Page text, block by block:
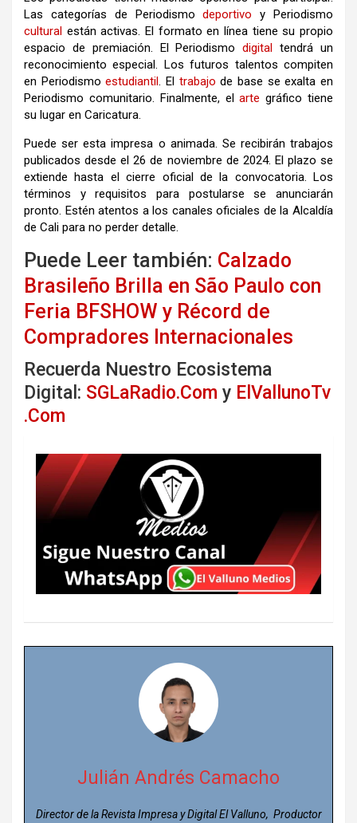
Las categorías de Periodismodeportivo y Periodismo
cultural están activas. El formato en línea tiene su propio
espacio de premiación. El Periodismodigital tendrá un
reconocimiento especial. Los futuros talentos compiten
en Periodismoestudiantil. El trabajo de base se exalta en
Periodismo comunitario. Finalmente, elarte gráfico tiene
su lugar en Caricatura.
Puede ser esta impresa o animada. Se recibirán trabajos
publicados desde el 26 de noviembre de 2024. El plazo se
extiende hasta el cierre oficial de la convocatoria. Los
términos y requisitos para postularse se anunciarán
pronto. Estén atentos a los canales oficiales de la Alcaldía
de Cali para no perder detalle.
Puede Leer también: Calzado
Brasileño Brilla en São Paulo con
Feria BFSHOW y Récord de
Compradores Internacionales
Recuerda Nuestro Ecosistema
Digital: SGLaRadio.Com y ElVallunoTv
.Com
Julián Andrés Camacho
Director de la Revista Impresa y Digital El Valluno, Productor